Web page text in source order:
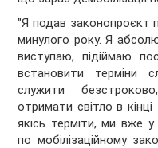
"Я подав законопроєкт
минулого року. Я
виступаю, підіймаю
встановити
служити
отримати світло в
якісь терміти, ми вже у
по мобілізаційному